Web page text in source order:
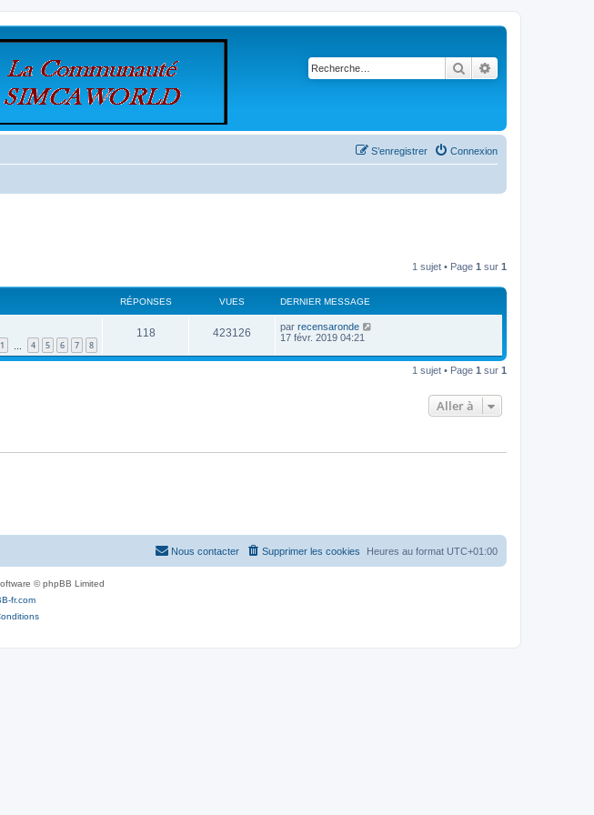
Rechercher
Connexion
S’enregistrer
1 sujet • Page 1 sur 1
RÉPONSES VUES DERNIER MESSAGE
1 4 5 6 7 8
118 423126 par recensaronde
17 févr. 2019 04:21
1 sujet • Page 1 sur 1
Aller à
Heures au format UTC+01:00
Supprimer les cookies
Nous contacter
© phpBB Limited
fr.com